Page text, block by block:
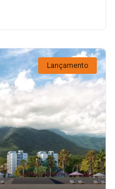
Lançamento